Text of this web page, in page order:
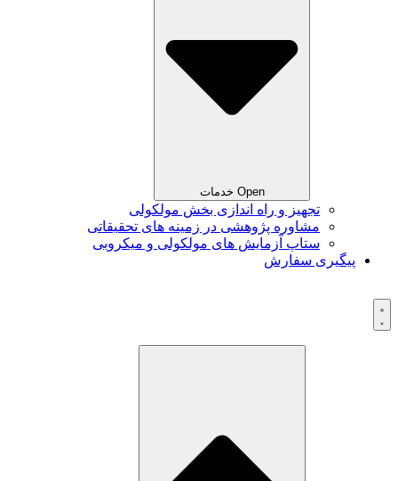
Open خدمات
تجهیز و راه اندازی بخش مولکولی
مشاوره پژوهشی در زمینه های تحقیقاتی
ستاپ آزمایش های مولکولی و میکروبی
پیگیری سفارش